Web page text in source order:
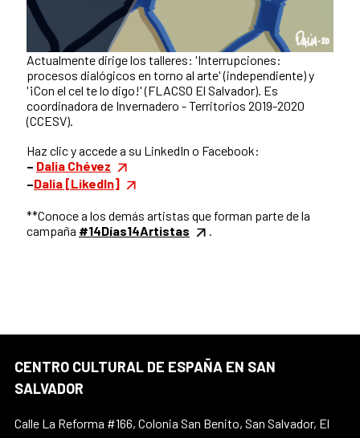
Actualmente dirige los talleres: 'Interrupciones:
procesos dialógicos en torno al arte' (independiente) y
'¡Con el cel te lo digo!' (FLACSO El Salvador). Es
coordinadora de Invernadero - Territorios 2019-2020
(CCESV).
Haz clic y accede a su LinkedIn o Facebook:
– Dalia Chévez
–Dalia [LikedIn]
**Conoce a los demás artistas que forman parte de la
campaña #14Días14Artistas .
CENTRO CULTURAL DE ESPAÑA EN SAN
SALVADOR
Calle La Reforma #166, Colonia San Benito, San Salvador, El